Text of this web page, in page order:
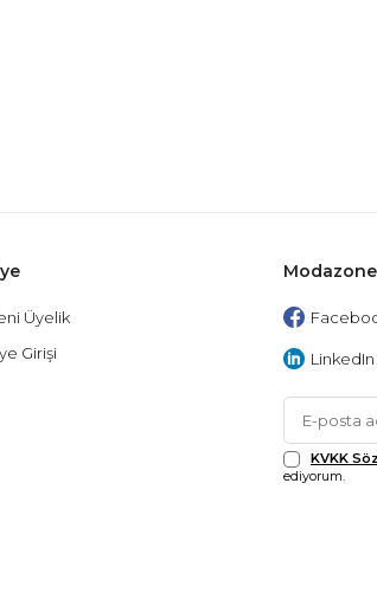
Üyelik
Girişi
LinkedIn
KVKK
ediyorum.